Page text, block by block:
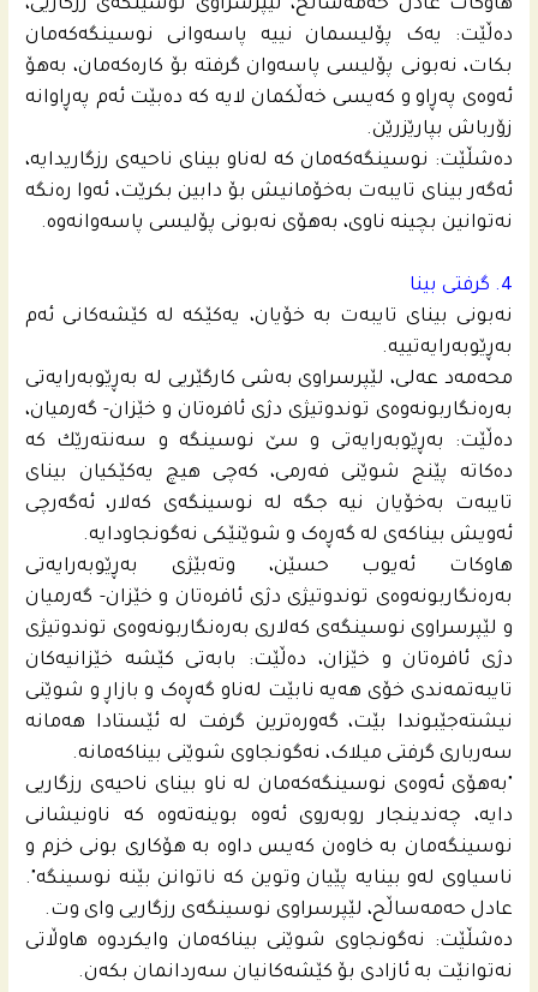
هاوکات عادل حه‌مەساڵح، لێپرسراوی نوسینگەی رزگاریی،
دەڵێت: یەک پۆلیسمان نییە پاسەوانی نوسینگەکەمان
بکات، نەبونی پۆلیسی پاسەوان گرفتە بۆ کارەکەمان، بەهۆ
ئەوەی پەڕاو و کەیسی خەڵکمان لایە کە دەبێت ئەم پەڕاوانە
زۆرباش بپارێزرێن.
دەشڵێت: نوسینگەکەمان کە لەناو بینای ناحیەی رزگاریدایە،
ئەگەر بینای تایبەت بەخۆمانیش بۆ دابین بکرێت، ئه‌وا ره‌نگه‌
نه‌توانین بچینه‌ ناوى، بەهۆی نەبونی پۆلیسی پاسەوانه‌وه‌.
4. گرفتی بینا
نه‌بونى بیناى تایبه‌ت به‌ خۆیان، یه‌كێكه‌ له‌ كێشه‌كانى ئه‌م
به‌ڕێوبه‌رایه‌تییه‌.
محه‌مه‌د عه‌لی، لێپرسراوی بەشی کارگێریی لە بەڕێوبەرایەتی
بەرەنگاربونەوەی توندوتیژی دژی ئافرەتان و خێزان- گەرمیان،
دەڵێت: بەڕێوبەرایەتی و سێ نوسینگە و سەنتەرێك كه‌
ده‌كاته‌ پێنج شوێنی فەرمی، كه‌چى هیچ یەکێکیان بینای
تایبەت بەخۆیان نیە جگە لە نوسینگەی کەلار، ئەگەرچی
ئەویش بیناکەی لە گەڕەک و شوێنێکی نەگونجاودایە.
هاوکات ئەیوب حسێن، وتەبێژی بەڕێوبەرایەتی
بەرەنگاربونەوەی توندوتیژی دژی ئافرەتان و خێزان- گەرمیان
و لێپرسراوی نوسینگەی كه‌لاری بەرەنگاربونەوەی توندوتیژی
دژی ئافرەتان و خێزان، دەڵێت: بابەتی کێشە خێزانیەکان
تایبەتمەندی خۆی هەیە نابێت لەناو گەڕەک و بازاڕ و شوێنی
نیشتەجێبوندا بێت، گەورەترین گرفت لە ئێستادا هەمانە
سەرباری گرفتی میلاک، نەگونجاوی شوێنی بیناکەمانە.
"بەهۆی ئەوەی نوسینگەکەمان لە ناو بینای ناحیەی رزگاریی
دایە، چەندینجار روبەروی ئەوە بوینەتەوە کە ناونیشانی
نوسینگەمان بە خاوەن کەیس داوە بە هۆکاری بونی خزم و
ناسیاوی لەو بینایە پێیان وتوین کە ناتوانن بێنە نوسینگە".
عادل حه‌مەساڵح، لێپرسراوی نوسینگەی رزگاریی وای وت.
دەشڵێت: نەگونجاوی شوێنی بیناکەمان وایکردوە هاوڵاتی
نەتوانێت بە ئازادی بۆ کێشەکانیان سەردانمان بکەن.